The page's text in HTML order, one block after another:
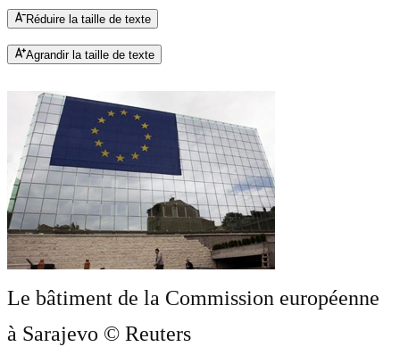
Réduire la taille de texte
Agrandir la taille de texte
Le bâtiment de la Commission européenne
à Sarajevo © Reuters